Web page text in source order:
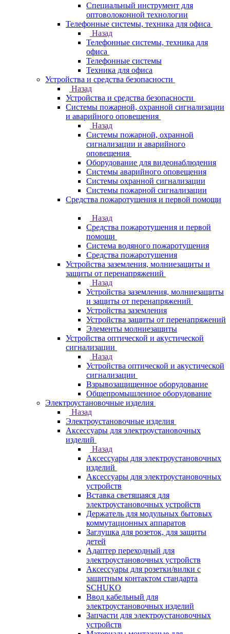
Специальный инструмент для
оптоволоконной технологии
Телефонные системы, техника для офиса
Назад
Телефонные системы, техника для
офиса
Телефонные системы
Техника для офиса
Устройства и средства безопасности
Назад
Устройства и средства безопасности
Системы пожарной, охранной сигнализации
и аварийного оповещения
Назад
Системы пожарной, охранной
сигнализации и аварийного
оповещения
Оборудование для видеонаблюдения
Системы аварийного оповещения
Системы охранной сигнализации
Системы пожарной сигнализации
Средства пожаротушения и первой помощи
Назад
Средства пожаротушения и первой
помощи
Система водяного пожаротушения
Средства пожаротушения
Устройства заземления, молниезащиты и
защиты от перенапряжений
Назад
Устройства заземления, молниезащиты
и защиты от перенапряжений
Устройства заземления
Устройства защиты от перенапряжений
Элементы молниезащиты
Устройства оптической и акустической
сигнализации
Назад
Устройства оптической и акустической
сигнализации
Взрывозащищенное оборудование
Общепромышленное оборудование
Электроустановочные изделия
Назад
Электроустановочные изделия
Аксессуары для электроустановочных
изделий
Назад
Аксессуары для электроустановочных
изделий
Аксессуары для электроустановочных
устройств
Вставка светящаяся для
электроустановочных устройств
Держатель для модульных бытовых
коммутационных аппаратов
Заглушка для розеток, для защиты
детей
Адаптер переходный для
электроустановочных устройств
Аксессуары для розетки/вилки с
защитным контактом стандарта
SCHUKO
Ввод кабельный для
электроустановочных изделий
Запчасти для электроустановочных
устройств